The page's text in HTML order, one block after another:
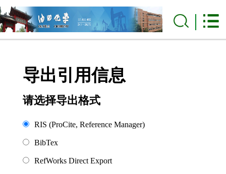
导出引用信息
请选择导出格式
RIS (ProCite, Reference Manager)
BibTex
RefWorks Direct Export